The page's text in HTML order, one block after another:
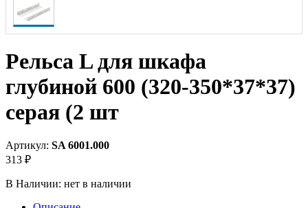
Рельса L для шкафа
глубиной 600 (320-350*37*37)
серая (2 шт
Артикул: SA 6001.000
313 ₽
В Наличии: нет в наличии